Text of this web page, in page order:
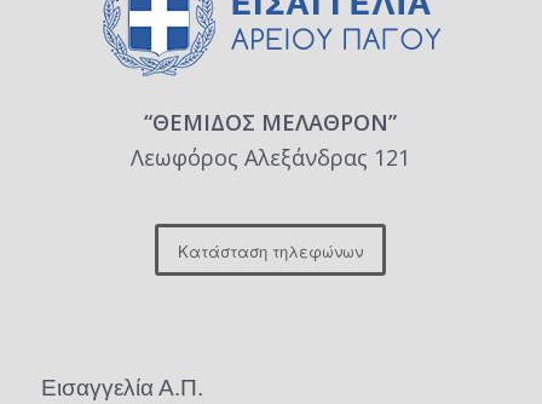
“ΘΕΜΙΔΟΣ ΜΕΛΑΘΡΟΝ”
Λεωφόρος Αλεξάνδρας 121
Κατάσταση τηλεφώνων
Εισαγγελία Α.Π.